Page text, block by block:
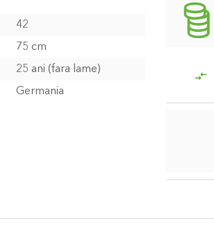
42
75 cm
25 ani (fara lame)
Germania